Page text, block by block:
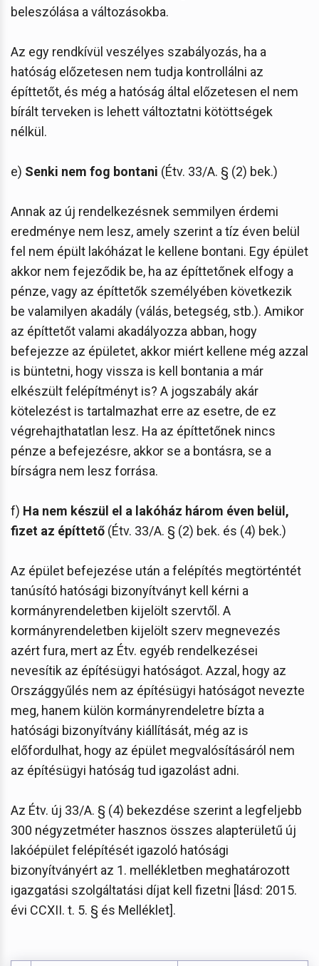
beleszólása a változásokba.
Az egy rendkívül veszélyes szabályozás, ha a
hatóság előzetesen nem tudja kontrollálni az
építtetőt, és még a hatóság által előzetesen el nem
bírált terveken is lehett változtatni kötöttségek
nélkül.
e) Senki nem fog bontani (Étv. 33/A. § (2) bek.)
Annak az új rendelkezésnek semmilyen érdemi
eredménye nem lesz, amely szerint a tíz éven belül
fel nem épült lakóházat le kellene bontani. Egy épület
akkor nem fejeződik be, ha az építtetőnek elfogy a
pénze, vagy az építtetők személyében következik
be valamilyen akadály (válás, betegség, stb.). Amikor
az építtetőt valami akadályozza abban, hogy
befejezze az épületet, akkor miért kellene még azzal
is büntetni, hogy vissza is kell bontania a már
elkészült felépítményt is? A jogszabály akár
kötelezést is tartalmazhat erre az esetre, de ez
végrehajthatatlan lesz. Ha az építtetőnek nincs
pénze a befejezésre, akkor se a bontásra, se a
bírságra nem lesz forrása.
f) Ha nem készül el a lakóház három éven belül,
fizet az építtető (Étv. 33/A. § (2) bek. és (4) bek.)
Az épület befejezése után a felépítés megtörténtét
tanúsító hatósági bizonyítványt kell kérni a
kormányrendeletben kijelölt szervtől. A
kormányrendeletben kijelölt szerv megnevezés
azért fura, mert az Étv. egyéb rendelkezései
nevesítik az építésügyi hatóságot. Azzal, hogy az
Országgyűlés nem az építésügyi hatóságot nevezte
meg, hanem külön kormányrendeletre bízta a
hatósági bizonyítvány kiállítását, még az is
előfordulhat, hogy az épület megvalósításáról nem
az építésügyi hatóság tud igazolást adni.
Az Étv. új 33/A. § (4) bekezdése szerint a legfeljebb
300 négyzetméter hasznos összes alapterületű új
lakóépület felépítését igazoló hatósági
bizonyítványért az 1. mellékletben meghatározott
igazgatási szolgáltatási díjat kell fizetni [lásd: 2015.
évi CCXII. t. 5. § és Melléklet].